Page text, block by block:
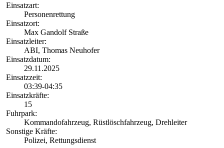
Einsatzart:
Personenrettung
Einsatzort:
Max Gandolf Straße
Einsatzleiter:
ABI, Thomas Neuhofer
Einsatzdatum:
29.11.2025
Einsatzzeit:
03:39-04:35
Einsatzkräfte:
15
Fuhrpark:
Kommandofahrzeug, Rüstlöschfahrzeug, Drehleiter
Sonstige Kräfte:
Polizei, Rettungsdienst